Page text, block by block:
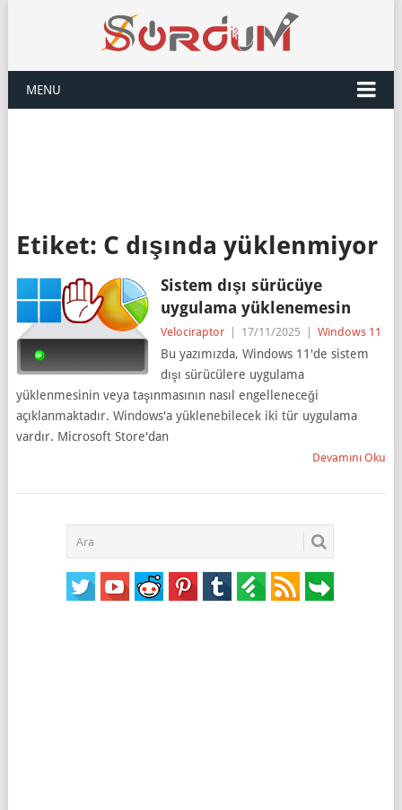
MENU
Etiket: C dışında yüklenmiyor
Sistem dışı sürücüye
uygulama yüklenemesin
Velociraptor 17/11/2025 Windows 11
Bu yazımızda, Windows 11'de sistem
dışı sürücülere uygulama
yüklenmesinin veya taşınmasının nasıl engelleneceği
açıklanmaktadır. Windows'a yüklenebilecek iki tür uygulama
vardır. Microsoft Store'dan
Devamını Oku